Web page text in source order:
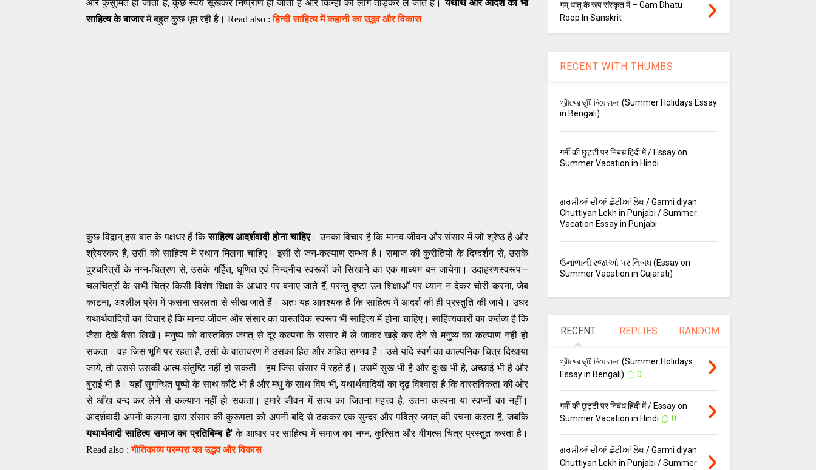
और कुसुमित हो जाती है,कुछ स्वयं सूखकर निष्प्राण हो जाती हैं और किन्हीं को लोग तोड़कर ले जाते हैं।यथार्थ और आदर्श की भी
साहित्य के बाजारमें बहुत कुछ धूम रही है। Read also :हिन्दी साहित्य में कहानी का उद्भव और विकास
कुछ विद्वान् इस बात के पक्षधर हैं किसाहित्य आदर्शवादी होना चाहिए। उनका विचार है कि मानव-जीवन और संसार में जो श्रेष्ठ है और
श्रेयस्कर है,उसी को साहित्य में स्थान मिलना चाहिए। इसी से जन-कल्याण सम्भव है। समाज की कुरीतियों के दिग्दर्शन से,उसके
दुश्चरित्रों के नग्न-चित्रण से,उसके गर्हित,घृणित एवं निन्दनीय स्वरूपों को सिखाने का एक माध्यम बन जायेगा। उदाहरणस्वरूप—
चलचित्रों के सभी चित्र किसी विशेष शिक्षा के आधार पर बनाए जाते हैं,परन्तु दृष्टा उन शिक्षाओं पर ध्यान न देकर चोरी करना,जेब
काटना, अश्लील प्रेम में फंसना सरलता से सीख जाते हैं। अतः यह आवश्यक है कि साहित्य में आदर्श की ही प्रस्तुति की जाये। उधर
यथार्थवादियों का विचार है कि मानव-जीवन और संसार का वास्तविक स्वरूप भी साहित्य में होना चाहिए। साहित्यकारों का कर्तव्य है कि
जैसा देखें वैसा लिखें। मनुष्य को वास्तविक जगत् से दूर कल्पना के संसार में ले जाकर खड़े कर देने से मनुष्य का कल्याण नहीं हो
सकता। वह जिस भूमि पर रहता है,उसी के वातावरण में उसका हित और अहित सम्भव है। उसे यदि स्वर्ग का काल्पनिक चित्र दिखाया
जाये,तो उससे उसकी आत्म-संतुष्टि नहीं हो सकती। हम जिस संसार में रहते हैं। उसमें सुख भी है और दुःख भी है,अच्छाई भी है और
बुराई भी है। यहाँ सुगन्धित पुष्पों के साथ काँटे भी हैं और मधु के साथ विष भी,यथार्थवादियों का दृढ़ विश्वास है कि वास्तविकता की ओर
से आँख बन्द कर लेने से कल्याण नहीं हो सकता। हमारे जीवन में सत्य का जितना महत्त्व है, उतना कल्पना या स्वप्नों का नहीं।
आदर्शवादी अपनी कल्पना द्वारा संसार की कुरूपता को अपनी बदि से ढककर एक सुन्दर और पवित्र जगत् की रचना करता है,जबकि
यथार्थवादी साहित्य समाज का प्रतिबिम्ब है'के आधार पर साहित्य में समाज का नग्न,कुत्सित और वीभत्स चित्र प्रस्तुत करता है।
Read also :गीतिकाव्य परम्परा का उद्भव और विकास
गम् धातु के रूप संस्कृत में – Gam Dhatu
Roop In Sanskrit
RECENT WITH THUMBS
গ্রীষ্মের ছুটি নিয়ে রচনা (Summer Holidays Essay
in Bengali)
गर्मी की छुट्टी पर निबंध हिंदी में / Essay on
Summer Vacation in Hindi
ਗਰਮੀਆਂ ਦੀਆਂ ਛੁੱਟੀਆਂ ਲੇਖ / Garmi diyan
Chuttiyan Lekh in Punjabi / Summer
Vacation Essay in Punjabi
ઉનાળાની રજાઓ પર નિબંધ (Essay on
Summer Vacation in Gujarati)
RECENT REPLIES RANDOM
গ্রীষ্মের ছুটি নিয়ে রচনা (Summer Holidays
Essay in Bengali)
0
गर्मी की छुट्टी पर निबंध हिंदी में / Essay on
Summer Vacation in Hindi
0
ਗਰਮੀਆਂ ਦੀਆਂ ਛੁੱਟੀਆਂ ਲੇਖ / Garmi diyan
Chuttiyan Lekh in Punjabi / Summer